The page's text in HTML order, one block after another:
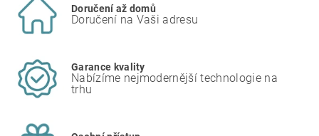
Doručení až domů
Doručení na Vaši adresu
Garance kvality
Nabízíme nejmodernější technologie na
trhu